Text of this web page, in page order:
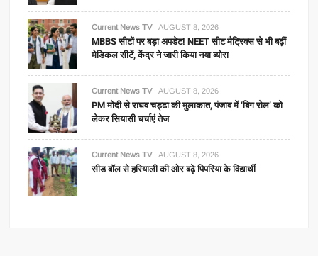
Current News TV AUGUST 8, 2026
MBBS सीटों पर बड़ा अपडेट! NEET सीट मैट्रिक्स से भी बढ़ीं
मेडिकल सीटें, केंद्र ने जारी किया नया ब्योरा
Current News TV AUGUST 8, 2026
PM मोदी से राघव चड्ढा की मुलाकात, पंजाब में ‘बिग रोल’ को
लेकर सियासी चर्चाएं तेज
Current News TV AUGUST 8, 2026
सीड बॉल से हरियाली की ओर बढ़े पिपरिया के विद्यार्थी